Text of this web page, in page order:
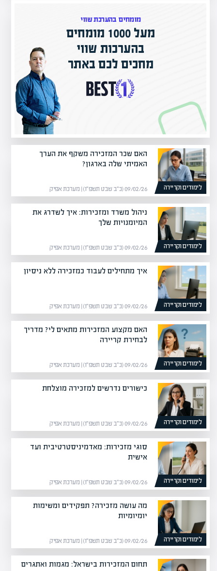
מומחים בהערכת שווי
מעל 1000 מומחים
בהערכות שווי
מחכים לכם באתר
לימודים וקריירה
האם שכר המזכירה משקף את הערך
האמיתי שלה בארגון?
09/02/26 (כ״ב שבט תשפ״ו) | מערכת אפיק
לימודים וקריירה
ניהול משרד ומזכירות: איך לשדרג את
המיומנויות שלך
09/02/26 (כ״ב שבט תשפ״ו) | מערכת אפיק
לימודים וקריירה
איך מתחילים לעבוד כמזכירה ללא ניסיון
09/02/26 (כ״ב שבט תשפ״ו) | מערכת אפיק
לימודים וקריירה
האם מקצוע המזכירות מתאים לי? מדריך
לבחירת קריירה
09/02/26 (כ״ב שבט תשפ״ו) | מערכת אפיק
לימודים וקריירה
כישורים נדרשים למזכירה מוצלחת
09/02/26 (כ״ב שבט תשפ״ו) | מערכת אפיק
לימודים וקריירה
סוגי מזכירות: מאדמיניסטרטיבית ועד
אישית
09/02/26 (כ״ב שבט תשפ״ו) | מערכת אפיק
לימודים וקריירה
מה עושה מזכירה? תפקידים ומשימות
יומיומיות
09/02/26 (כ״ב שבט תשפ״ו) | מערכת אפיק
תחום המזכירות בישראל: מגמות ואתגרים